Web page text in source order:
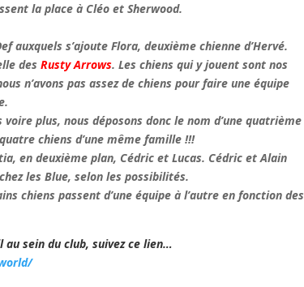
la place à Cléo et Sherwood.
auxquels s’ajoute Flora, deuxième chienne d’Hervé.
desRusty Arrows. Les chiens qui y jouent sont nos
n’avons pas assez de chiens pour faire une équipe
plus, nous déposons donc le nom d’une quatrième
chiens d’une même famille !!!
en deuxième plan, Cédric et Lucas. Cédric et Alain
les Blue, selon les possibilités.
chiens passent d’une équipe à l’autre en fonction des
sein du club, suivez ce lien…